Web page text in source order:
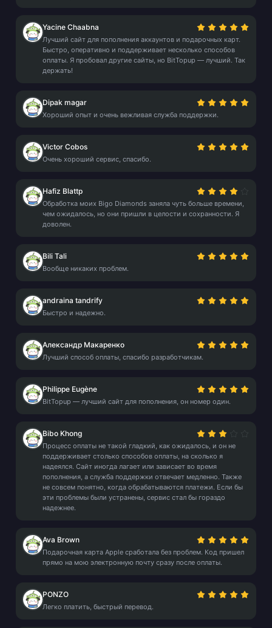
Yacine Chaabna
Лучший сайт для пополнения аккаунтов и подарочных карт.
Быстро, оперативно и поддерживает несколько способов
оплаты. Я пробовал другие сайты, но BitTopup — лучший. Так
держать!
Dipak magar
Хороший опыт и очень вежливая служба поддержки.
Victor Cobos
Очень хороший сервис, спасибо.
Hafiz Blattp
Обработка моих Bigo Diamonds заняла чуть больше времени,
чем ожидалось, но они пришли в целости и сохранности. Я
доволен.
Bili Tali
Вообще никаких проблем.
andraina tandrify
Быстро и надежно.
Александр Макаренко
Лучший способ оплаты, спасибо разработчикам.
Philippe Eugène
BitTopup — лучший сайт для пополнения, он номер один.
Bibo Khong
Процесс оплаты не такой гладкий, как ожидалось, и он не
поддерживает столько способов оплаты, на сколько я
надеялся. Сайт иногда лагает или зависает во время
пополнения, а служба поддержки отвечает медленно. Также
не совсем понятно, когда обрабатываются платежи. Если бы
эти проблемы были устранены, сервис стал бы гораздо
надежнее.
Ava Brown
Подарочная карта Apple сработала без проблем. Код пришел
прямо на мою электронную почту сразу после оплаты.
PONZO
Легко платить, быстрый перевод.